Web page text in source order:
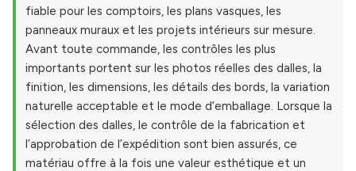
fiable pour les comptoirs, les plans vasques, les
panneaux muraux et les projets intérieurs sur mesure.
Avant toute commande, les contrôles les plus
importants portent sur les photos réelles des dalles, la
finition, les dimensions, les détails des bords, la variation
naturelle acceptable et le mode d’emballage. Lorsque la
sélection des dalles, le contrôle de la fabrication et
l’approbation de l’expédition sont bien assurés, ce
matériau offre à la fois une valeur esthétique et un